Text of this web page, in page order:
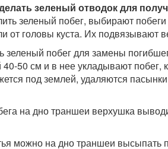
зеленый отводок для
зеленый побег, выбирают
от головы куста. Их подвязывают
зеленый побег для замены
50 см и в нее укладывают побег,
под землей, удаляются
на дно траншеи верхушка
можно на дно траншеи высыпать